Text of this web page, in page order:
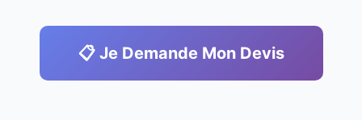
📋 Je Demande Mon Devis